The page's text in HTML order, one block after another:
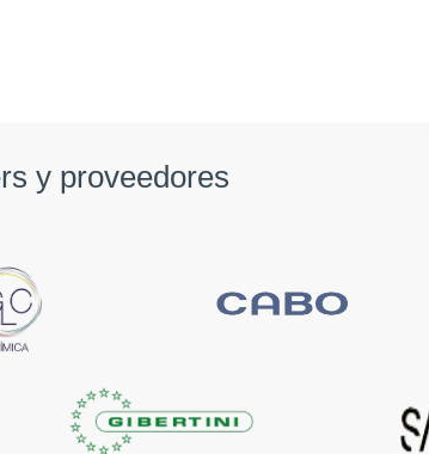
y proveedores